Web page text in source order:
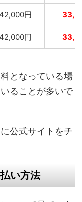
円
円
となっている場
ることが多いで
公式サイトをチ
い方法